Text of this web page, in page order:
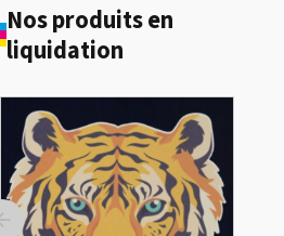
Voir le détail
ROLAND DG VersaArt RE-640 /
OCCASION
Voir le détail
Nos produits en
liquidation